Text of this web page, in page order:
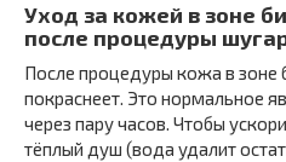
Уход за кожей в зоне
после процедуры
После процедуры кожа в зоне
покраснеет. Это нормальное
через пару часов. Чтобы
тёплый душ (вода удалит